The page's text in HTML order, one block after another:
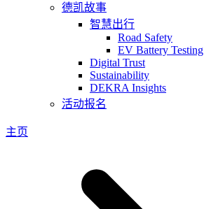
德凯故事
智慧出行
Road Safety
EV Battery Testing
Digital Trust
Sustainability
DEKRA Insights
活动报名
主页